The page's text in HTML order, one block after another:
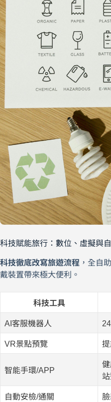
科技賦能旅行：數位、虛擬與
科技徹底改寫旅遊流程 ，全自
戴裝置帶來極大便利。
科技工具
AI客服機器人
VR景點預覽
智能手環/APP
自動安檢/通關